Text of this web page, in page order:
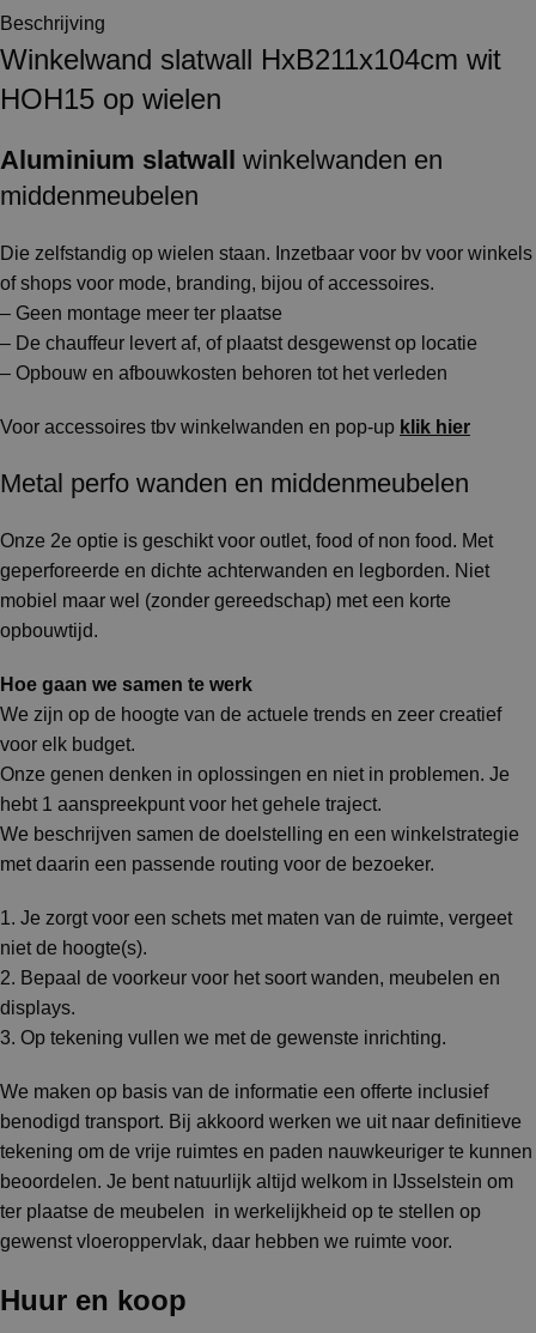
Beschrijving
Winkelwand slatwall HxB211x104cm wit
HOH15 op wielen
Aluminium slatwall winkelwanden en
middenmeubelen
Die zelfstandig op wielen staan. Inzetbaar voor bv voor winkels
of shops voor mode, branding, bijou of accessoires.
– Geen montage meer ter plaatse
– De chauffeur levert af, of plaatst desgewenst op locatie
– Opbouw en afbouwkosten behoren tot het verleden
Voor accessoires tbv winkelwanden en pop-up klik hier
Metal perfo wanden en middenmeubelen
Onze 2e optie is geschikt voor outlet, food of non food. Met
geperforeerde en dichte achterwanden en legborden. Niet
mobiel maar wel (zonder gereedschap) met een korte
opbouwtijd.
Hoe gaan we samen te werk
We zijn op de hoogte van de actuele trends en zeer creatief
voor elk budget.
Onze genen denken in oplossingen en niet in problemen. Je
hebt 1 aanspreekpunt voor het gehele traject.
We beschrijven samen de doelstelling en een winkelstrategie
met daarin een passende routing voor de bezoeker.
1. Je zorgt voor een schets met maten van de ruimte, vergeet
niet de hoogte(s).
2. Bepaal de voorkeur voor het soort wanden, meubelen en
displays.
3. Op tekening vullen we met de gewenste inrichting.
We maken op basis van de informatie een offerte inclusief
benodigd transport. Bij akkoord werken we uit naar definitieve
tekening om de vrije ruimtes en paden nauwkeuriger te kunnen
beoordelen. Je bent natuurlijk altijd welkom in IJsselstein om
ter plaatse de meubelen in werkelijkheid op te stellen op
gewenst vloeroppervlak, daar hebben we ruimte voor.
Huur en koop